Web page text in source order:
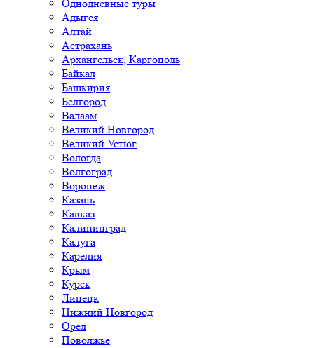
Однодневные туры
Адыгея
Алтай
Астрахань
Архангельск, Каргополь
Байкал
Башкирия
Белгород
Валаам
Великий Новгород
Великий Устюг
Вологда
Волгоград
Воронеж
Казань
Кавказ
Калининград
Калуга
Карелия
Крым
Курск
Липецк
Нижний Новгород
Орел
Поволжье